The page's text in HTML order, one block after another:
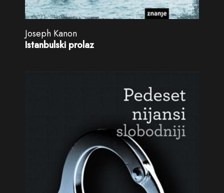
Joseph Kanon
Istanbulski prolaz